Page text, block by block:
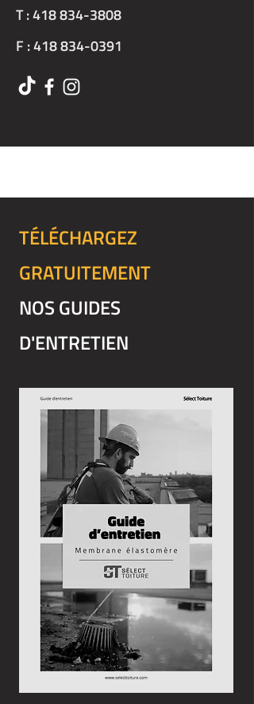
T :418 834-3808
F : 418 834-0391
TÉLÉCHARGEZ
GRATUITEMENT
NOS GUIDES
D'ENTRETIEN